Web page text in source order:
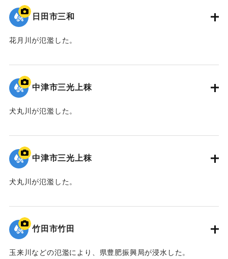
日田市三和
花月川が氾濫した。
｜固有コード:09922057
中津市三光上秣
犬丸川が氾濫した。
｜固有コード:09922056
中津市三光上秣
犬丸川が氾濫した。
｜固有コード:09922055
竹田市竹田
玉来川などの氾濫により、県豊肥振興局が浸水した。